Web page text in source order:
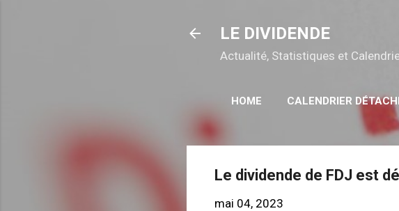
LE DIVIDENDE
Actualité, Statistiques et
HOME CALENDRIER
Le dividende de FDJ est
mai 04, 2023